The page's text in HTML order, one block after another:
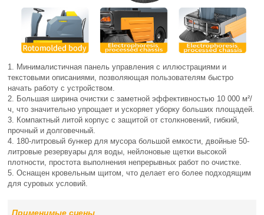
1. Минималистичная панель управления с иллюстрациями и
текстовыми описаниями, позволяющая пользователям быстро
начать работу с устройством.
2. Большая ширина очистки с заметной эффективностью 10 000 м²/
ч, что значительно упрощает и ускоряет уборку больших площадей.
3. Компактный литой корпус с защитой от столкновений, гибкий,
прочный и долговечный.
4. 180-литровый бункер для мусора большой емкости, двойные 50-
литровые резервуары для воды, нейлоновые щетки высокой
плотности, простота выполнения непрерывных работ по очистке.
5. Оснащен кровельным щитом, что делает его более подходящим
для суровых условий.
Применимые сцены